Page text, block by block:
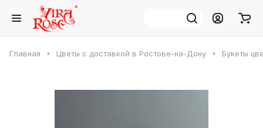
Главная Цветы с доставкой в Ростове-на-Дону Букеты